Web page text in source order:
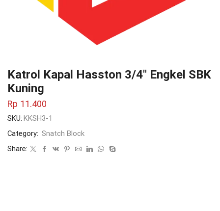
Katrol Kapal Hasston 3/4″ Engkel SBK
Kuning
Rp 11.400
SKU: KKSH3-1
Category: Snatch Block
Share: